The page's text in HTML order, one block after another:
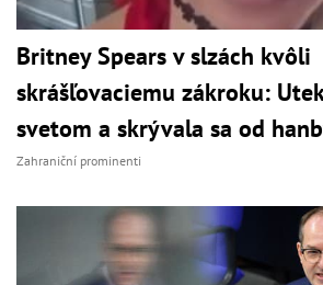
Britney Spears v slzách kvôli
skrášľovaciemu zákroku:
svetom a skrývala sa od
Zahraniční prominenti